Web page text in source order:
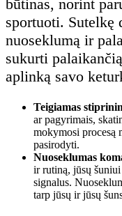
būtinas, norint
sportuoti. Sutelkę
nuoseklumą ir
sukurti
aplinką savo
Teigiamas
ar pagyrimais,
mokymosi procesą
pasirodyti.
Nuoseklumas
ir rutiną, jūsų
signalus.
tarp jūsų ir jūsų